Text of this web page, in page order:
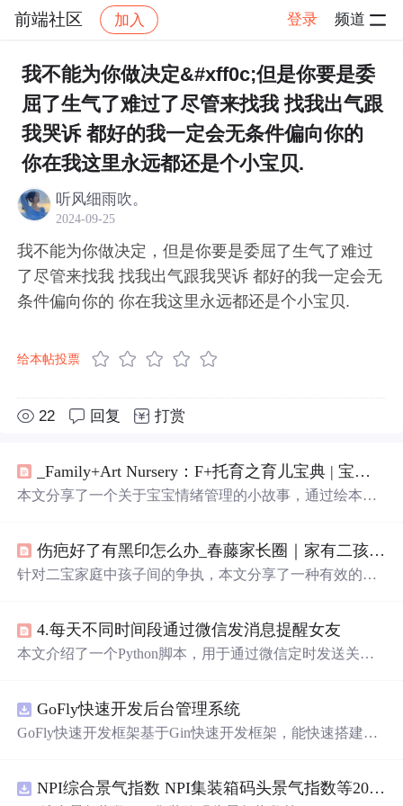
前端社区 加入 登录 频道
社区 前端社区 感慨 帖子详情
我不能为你做决定&#xff0c;但是你要是委
屈了生气了难过了尽管来找我 找我出气跟
我哭诉 都好的我一定会无条件偏向你的
你在我这里永远都还是个小宝贝.
听风细雨吹。
2024-09-25
我不能为你做决定，但是你要是委屈了生气了难过
了尽管来找我 找我出气跟我哭诉 都好的我一定会无
条件偏向你的 你在我这里永远都还是个小宝贝.
给本帖投票
22 回复 打赏
_Family+Art Nursery：F+托育之育儿宝典 | 宝宝的情绪解码-各地要闻-国际商业
本文分享了一个关于宝宝情绪管理的小故事，通过绘本
起玩表情游戏来加深对彼此情绪的理解。
伤疤好了有黑印怎么办_春藤家长圈｜家有二孩，老大老二一起抢东西，家长该怎么办？...
针对二宝家庭中孩子间的争执，本文分享了一种有效的方
突。4.每天不同时间段通过微信发消息提醒女友
本文介绍了一个Python脚本，用于通过微信定时发送关怀
现，让关爱无遗漏。
GoFly快速开发后台管理系统
GoFly快速开发框架基于Gin快速开发框架，能快速搭建应
管理后台等。api文档管理并一键生成api接口代码，一键生
NPI综合景气指数 NPI集装箱码头景气指数等2016-2026